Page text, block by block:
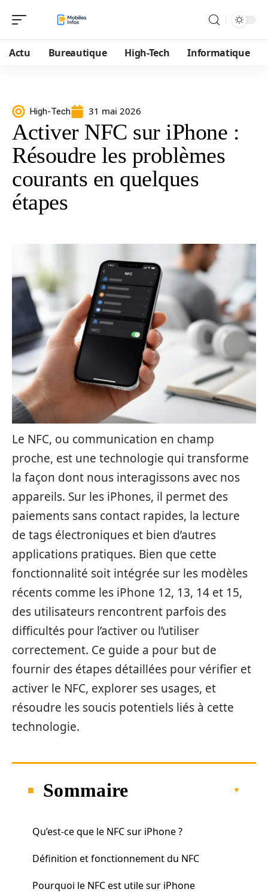
Actu Bureautique High-Tech Informatique
High-Tech 31 mai 2026
Activer NFC sur iPhone :
Résoudre les problèmes
courants en quelques
étapes
Le NFC, ou communication en champ
proche, est une technologie qui transforme
la façon dont nous interagissons avec nos
appareils. Sur les iPhones, il permet des
paiements sans contact rapides, la lecture
de tags électroniques et bien d’autres
applications pratiques. Bien que cette
fonctionnalité soit intégrée sur les modèles
récents comme les iPhone 12, 13, 14 et 15,
des utilisateurs rencontrent parfois des
difficultés pour l’activer ou l’utiliser
correctement. Ce guide a pour but de
fournir des étapes détaillées pour vérifier et
activer le NFC, explorer ses usages, et
résoudre les soucis potentiels liés à cette
technologie.
Sommaire
Qu’est-ce que le NFC sur iPhone ?
Définition et fonctionnement du NFC
Pourquoi le NFC est utile sur iPhone